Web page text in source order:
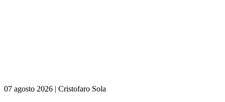
07 agosto 2026 | Cristofaro Sola